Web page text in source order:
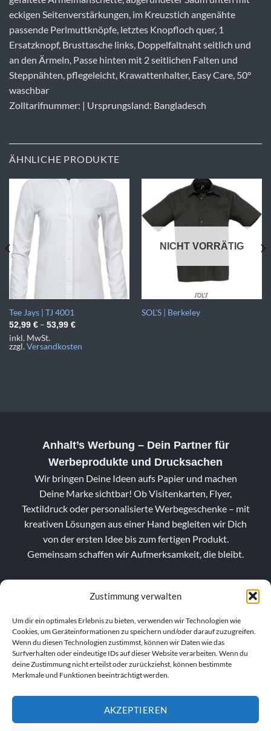
Zustimmung verwalten
Um dir ein optimales Erlebnis zu bieten, verwenden wir Technologien wie
Cookies, um Geräteinformationen zu speichern und/oder darauf zuzugreifen.
Wenn du diesen Technologien zustimmst, können wir Daten wie das
Surfverhalten oder eindeutige IDs auf dieser Website verarbeiten. Wenn du
deine Zustimmung nicht erteilst oder zurückziehst, können bestimmte
Merkmale und Funktionen beeinträchtigt werden.
AKZEPTIEREN
eckigen Seitenverstärkungen, im Kreuzstich angenähte
passende Perlmuttknöpfe, letztes Knopfloch quer, 1
Ersatzknopf, Brusttasche links, Doppelfaltnaht seitlich und
an den Ärmeln, Passe hinten mit 2 seitlichen Falten und
Steppnähten, pflegeleicht, Krawattenhalter, Easy Care, 50°
waschbar
Zolltarifnummer: | Ursprungsland: Bangladesch
ÄHNLICHE PRODUKTE
Tee Jays | TJ 4001
52,99 €– 53,99 €
inkl. MwSt.
zzgl.Versandkosten
NICHT VORRÄTIG
SOL’S | Berkeley
Anhalt’s Werbung – Dein Partner für
Werbeprodukte und Drucksachen
Wir bringen Deine Ideen aufs Papier und machen
Deine Marke sichtbar! Ob Visitenkarten, Flyer,
Textildruck oder personalisierte Werbegeschenke – mit
kreativen Lösungen aus einer Hand begleiten wir Dich
von der ersten Idee bis zum fertigen Produkt.
Gemeinsam schaffen wir Aufmerksamkeit, die bleibt.